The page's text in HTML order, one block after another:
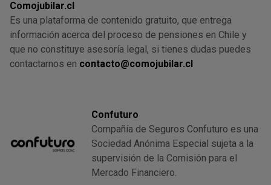
Comojubilar.cl
Es una plataforma de contenido gratuito, que entrega
información acerca del proceso de pensiones en Chile y
que no constituye asesoría legal, si tienes dudas puedes
contactarnos en contacto@comojubilar.cl
Confuturo
Compañía de Seguros Confuturo es una
Sociedad Anónima Especial sujeta a la
supervisión de la Comisión para el
Mercado Financiero.